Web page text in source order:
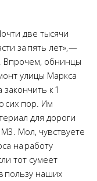
две тысячи
за пять лет», —
Впрочем, обнинцы
улицы Маркса
к 1
сих пор. Им
для дороги
М3. Мол, чувствуете
на работу
тот сумеет
пользу наших